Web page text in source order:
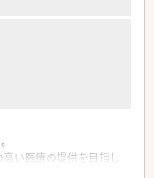
い医療の提供を目指し